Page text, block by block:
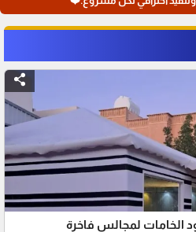
الخامات لمجالس فاخرة